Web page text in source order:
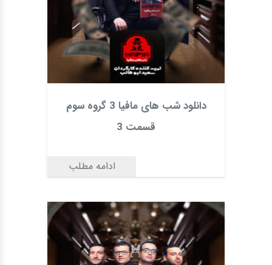
دانلود شب های مافیا 3 گروه سوم
قسمت 3
ادامه مطلب